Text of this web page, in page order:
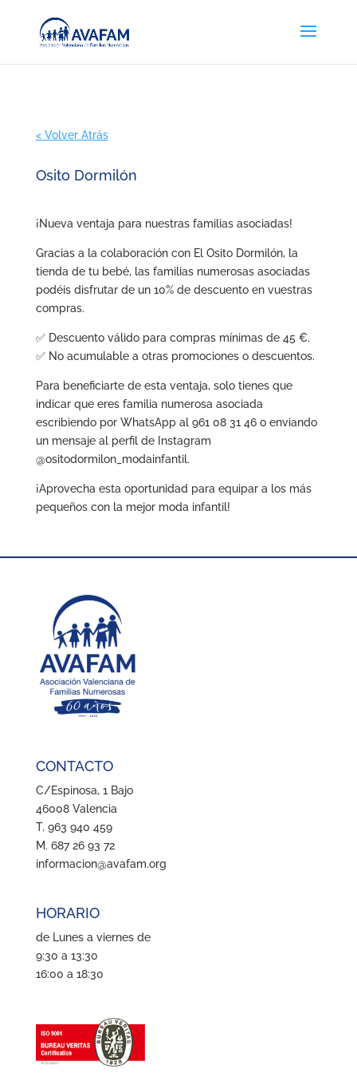
< Volver Atrás
Osito Dormilón
¡Nueva ventaja para nuestras familias asociadas!
Gracias a la colaboración con El Osito Dormilón, la
tienda de tu bebé, las familias numerosas asociadas
podéis disfrutar de un 10% de descuento en vuestras
compras.
✅ Descuento válido para compras mínimas de 45 €.
✅ No acumulable a otras promociones o descuentos.
Para beneficiarte de esta ventaja, solo tienes que
indicar que eres familia numerosa asociada
escribiendo por WhatsApp al 961 08 31 46 o enviando
un mensaje al perfil de Instagram
@ositodormilon_modainfantil.
¡Aprovecha esta oportunidad para equipar a los más
pequeños con la mejor moda infantil!
CONTACTO
C/Espinosa, 1 Bajo
46008 Valencia
T. 963 940 459
M. 687 26 93 72
informacion@avafam.org
HORARIO
de Lunes a viernes de
9:30 a 13:30
16:00 a 18:30